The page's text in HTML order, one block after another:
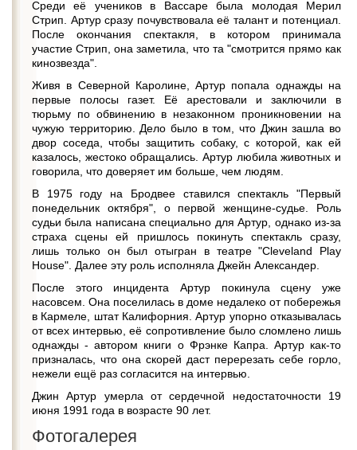
Среди её учеников в Вассаре была молодая Мерил
Стрип. Артур сразу почувствовала её талант и потенциал.
После окончания спектакля, в котором принимала
участие Стрип, она заметила, что та "смотрится прямо как
кинозвезда".
Живя в Северной Каролине, Артур попала однажды на
первые полосы газет. Её арестовали и заключили в
тюрьму по обвинению в незаконном проникновении на
чужую территорию. Дело было в том, что Джин зашла во
двор соседа, чтобы защитить собаку, с которой, как ей
казалось, жестоко обращались. Артур любила животных и
говорила, что доверяет им больше, чем людям.
В 1975 году на Бродвее ставился спектакль "Первый
понедельник октября", о первой женщине-судье. Роль
судьи была написана специально для Артур, однако из-за
страха сцены ей пришлось покинуть спектакль сразу,
лишь только он был отыгран в театре "Cleveland Play
House". Далее эту роль исполняла Джейн Александер.
После этого инцидента Артур покинула сцену уже
насовсем. Она поселилась в доме недалеко от побережья
в Кармеле, штат Калифорния. Артур упорно отказывалась
от всех интервью, её сопротивление было сломлено лишь
однажды - автором книги о Фрэнке Капра. Артур как-то
призналась, что она скорей даст перерезать себе горло,
нежели ещё раз согласится на интервью.
Джин Артур умерла от сердечной недостаточности 19
июня 1991 года в возрасте 90 лет.
Фотогалерея